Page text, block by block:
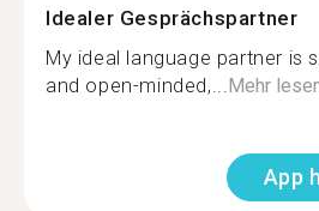
Idealer Gesprächspartner
My ideal language partner is
and open-minded,... Mehr
App